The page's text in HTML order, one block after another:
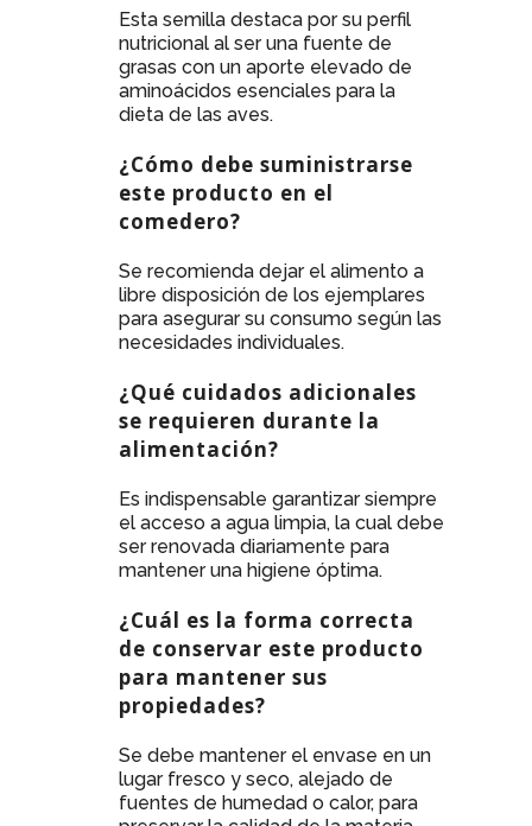
Esta semilla destaca por su perfil
nutricional al ser una fuente de
grasas con un aporte elevado de
aminoácidos esenciales para la
dieta de las aves.
¿Cómo debe suministrarse
este producto en el
comedero?
Se recomienda dejar el alimento a
libre disposición de los ejemplares
para asegurar su consumo según las
necesidades individuales.
¿Qué cuidados adicionales
se requieren durante la
alimentación?
Es indispensable garantizar siempre
el acceso a agua limpia, la cual debe
ser renovada diariamente para
mantener una higiene óptima.
¿Cuál es la forma correcta
de conservar este producto
para mantener sus
propiedades?
Se debe mantener el envase en un
lugar fresco y seco, alejado de
fuentes de humedad o calor, para